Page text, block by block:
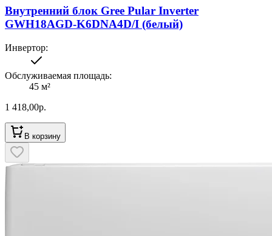
Внутренний блок Gree Pular Inverter
GWH18AGD-K6DNA4D/I (белый)
Инвертор:
Обслуживаемая площадь:
45 м²
1 418,00р.
В корзину